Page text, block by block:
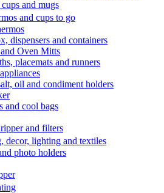
and mugs
and cups to go
dispensers and containers
Oven Mitts
placemats and runners
oil and condiment holders
and cool bags
and filters
decor, lighting and textiles
photo holders